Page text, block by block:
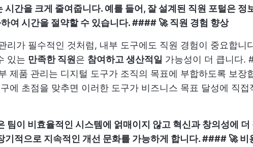
시간을 크게 줄여줍니다. 예를 들어, 잘 설계된 직원 포털은 정
여 시간을 절약할 수 있습니다.#### 🚀 직원 경험 향상
리가 필수적인 것처럼, 내부 도구에도 직원 경험이 중요합니
있는 만족한 직원 은 참여하고 생산적일 가능성이 더 큽니다.
제품 관리는 디지털 도구가 조직의 목표에 부합하도록 보장
에 초점을 맞추면 이러한 도구가 비즈니스 목표 달성에 직접
팀이 비효율적인 시스템에 얽매이지 않고 혁신과 창의성에 더
기적으로 지속적인 개선 문화를 가능하게 합니다. #### 🚀 비